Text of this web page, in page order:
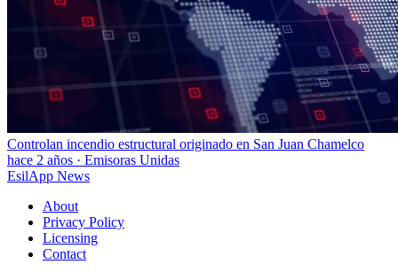
Controlan incendio estructural originado en San Juan Chamelco
hace 2 años · Emisoras Unidas
EsilApp News
About
Privacy Policy
Licensing
Contact